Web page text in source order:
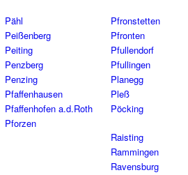
Pähl
Peißenberg
Peiting
Penzberg
Penzing
Pfaffenhausen
Pfaffenhofen a.d.Roth
Pforzen
Pfronstetten
Pfronten
Pfullendorf
Pfullingen
Planegg
Pleß
Pöcking
Raisting
Rammingen
Ravensburg